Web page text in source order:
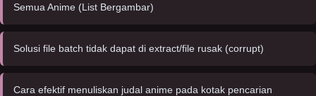
Semua Anime (List Bergambar)
Solusi file batch tidak dapat di extract/file rusak (corrupt)
Cara efektif menuliskan judal anime pada kotak pencarian